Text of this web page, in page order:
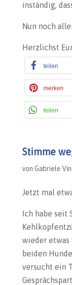
inständig,
Nun noch
Herzlichst
teilen
merken
teilen
Stimme
von Gabriele
Jetzt mal
Ich habe seit
wieder etwas
beiden
versucht ein